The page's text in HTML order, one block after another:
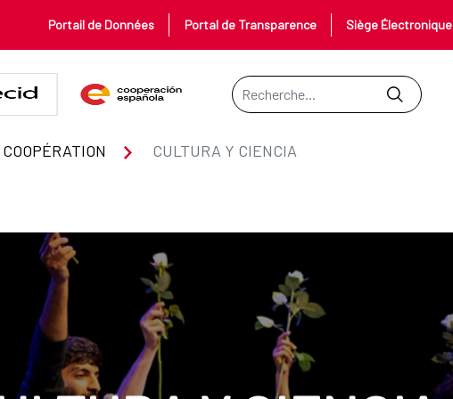
Portail de Données Portal de Transparence Siège Électronique
Barre de recherche
CULTURA Y CIENCIA